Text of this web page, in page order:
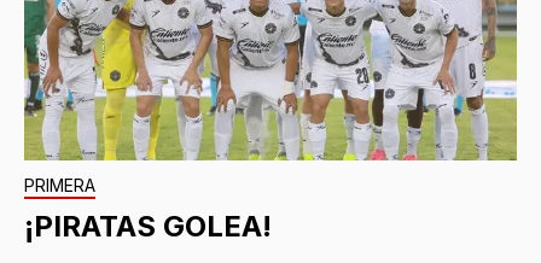
PRIMERA
¡PIRATAS GOLEA!